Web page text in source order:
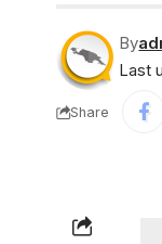
Last
By
Share